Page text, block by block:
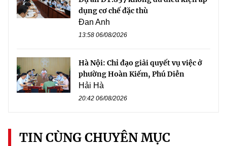
dụng cơ chế đặc thù
Đan Anh
13:58 06/08/2026
Hà Nội: Chỉ đạo giải quyết vụ việc ở
phường Hoàn Kiếm, Phú Diễn
Hải Hà
20:42 06/08/2026
TIN CÙNG CHUYÊN MỤC